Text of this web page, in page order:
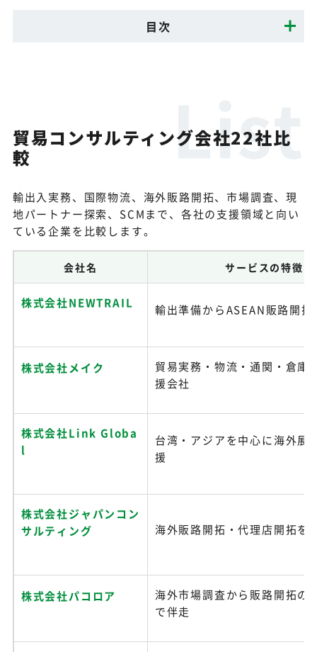
目次
貿易コンサルティング会社22社比
較
輸出入実務、国際物流、海外販路開拓、市場調査、現
地パートナー探索、SCMまで、各社の支援領域と向い
ている企業を比較します。
会社名 サービスの特徴
株式会社NEWTRAIL 輸出準備からASEAN販路開拓
株式会社メイク
貿易実務・物流・通関・倉庫
援会社
株式会社Link Globa
l
台湾・アジアを中心に海外展
援
株式会社ジャパンコン
サルティング
海外販路開拓・代理店開拓を
株式会社パコロア
海外市場調査から販路開拓の
で伴走